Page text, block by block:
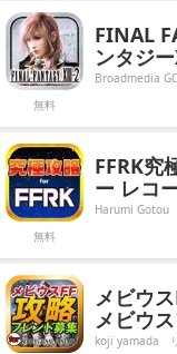
無料
FINAL
ンタジ
Broadmedia
無料
FFRK究
ー レコ
Harumi Gotou
メビウ
メビウ
koji yamada